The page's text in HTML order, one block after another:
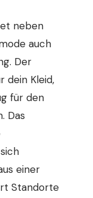
neben
auch
Der
dein Kleid,
für den
Das
einer
Standorte